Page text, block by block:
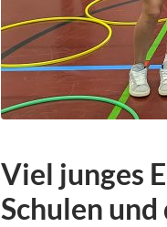
Viel junges
Schulen